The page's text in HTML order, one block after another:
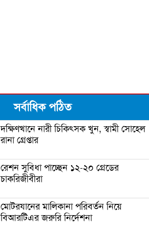
সেরা ক্লাবের পুরস্কার পেলো রোটার‌্যাক্ট ক্লাব
অব ঢাকা কমার্স কলেজ
শাহ মখদুম মেডিকেল কলেজ শিক্ষার্থীদের
কুয়াকাটায় হচ্ছে পবিপ্রবির মেরিন ফিশারিজ
রিসার্চ ইনস্টিটিউট
সর্বাধিক পঠিত
দক্ষিণখানে নারী চিকিৎসক খুন, স্বামী সোহেল
রানা গ্রেপ্তার
রেশন সুবিধা পাচ্ছেন ১২-২০ গ্রেডের
চাকরিজীবীরা
মোটরযানের মালিকানা পরিবর্তন নিয়ে
বিআরটিএর জরুরি নির্দেশনা